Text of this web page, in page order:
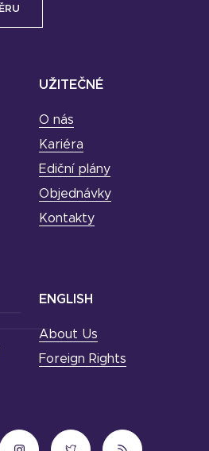
UŽITEČNÉ
O nás
Kariéra
Ediční plány
Objednávky
Kontakty
ENGLISH
About Us
Foreign Rights